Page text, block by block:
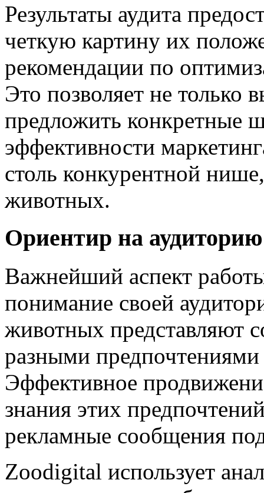
Результаты аудита
четкую картину их
рекомендации по
Это позволяет не только
предложить конкретные
эффективности
столь конкурентной
животных.
Ориентир на
Важнейший аспект
понимание своей
животных представляют
разными
Эффективное
знания этих
рекламные сообщения
Zoodigital использует